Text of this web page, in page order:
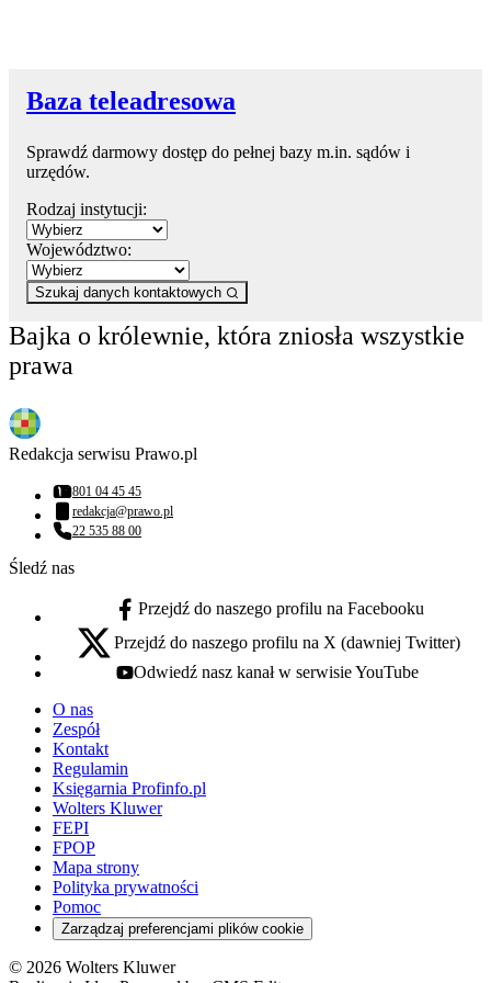
Baza teleadresowa
Sprawdź darmowy dostęp do pełnej bazy m.in. sądów i
urzędów.
Rodzaj instytucji:
Województwo:
Szukaj danych kontaktowych
Bajka o królewnie, która zniosła wszystkie
prawa
Redakcja serwisu Prawo.pl
Numer telefonu:
801 04 45 45
Adres email:
redakcja@prawo.pl
Numer telefonu:
22 535 88 00
Śledź nas
facebook - otwiera się w nowej karcie
Przejdź do naszego profilu na Facebooku
x - otwiera się w nowej karcie
Przejdź do naszego profilu na X (dawniej Twitter)
youtube - otwiera się w nowej karcie
Odwiedź nasz kanał w serwisie YouTube
O nas
Zespół
Kontakt
Regulamin
Księgarnia Profinfo.pl
Wolters Kluwer
FEPI
FPOP
Mapa strony
Polityka prywatności
Pomoc
Zarządzaj preferencjami plików cookie
© 2026 Wolters Kluwer